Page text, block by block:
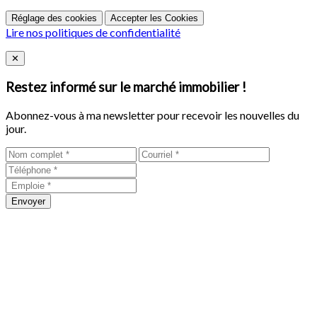
Réglage des cookies Accepter les Cookies
Lire nos politiques de confidentialité
Close
✕
Restez informé sur le marché immobilier !
Abonnez-vous à ma newsletter pour recevoir les nouvelles du
jour.
Envoyer